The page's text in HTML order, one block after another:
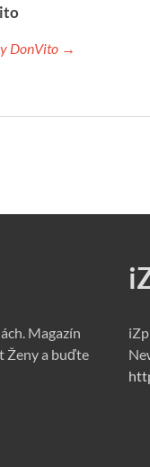
DonVito →
Magazín
Ženy a buďte